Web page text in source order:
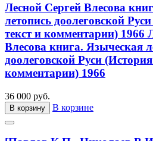
Лесной Сергей Влесова
летопись доолеговской
текст и комментарии) 1966
Влесова книга. Языческая
доолеговской Руси
комментарии) 1966
36 000 руб.
В корзину В корзине